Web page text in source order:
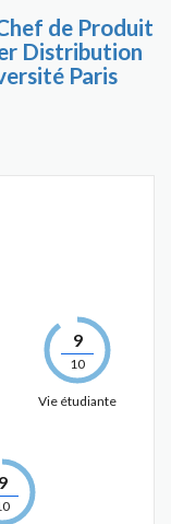
de Produit
Distribution
Paris
9
10
Vie étudiante
9